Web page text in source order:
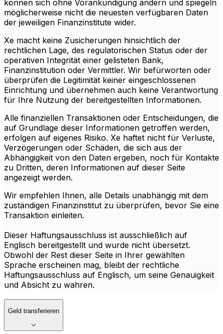
können sich ohne Vorankündigung ändern und spiegeln
möglicherweise nicht die neuesten verfügbaren Daten
der jeweiligen Finanzinstitute wider.
Xe macht keine Zusicherungen hinsichtlich der
rechtlichen Lage, des regulatorischen Status oder der
operativen Integrität einer gelisteten Bank,
Finanzinstitution oder Vermittler. Wir befürworten oder
überprüfen die Legitimität keiner eingeschlossenen
Einrichtung und übernehmen auch keine Verantwortung
für Ihre Nutzung der bereitgestellten Informationen.
Alle finanziellen Transaktionen oder Entscheidungen, die
auf Grundlage dieser Informationen getroffen werden,
erfolgen auf eigenes Risiko. Xe haftet nicht für Verluste,
Verzögerungen oder Schäden, die sich aus der
Abhängigkeit von den Daten ergeben, noch für Kontakte
zu Dritten, deren Informationen auf dieser Seite
angezeigt werden.
Wir empfehlen Ihnen, alle Details unabhängig mit dem
zuständigen Finanzinstitut zu überprüfen, bevor Sie eine
Transaktion einleiten.
Dieser Haftungsausschluss ist ausschließlich auf
Englisch bereitgestellt und wurde nicht übersetzt.
Obwohl der Rest dieser Seite in Ihrer gewählten
Sprache erscheinen mag, bleibt der rechtliche
Haftungsausschluss auf Englisch, um seine Genauigkeit
und Absicht zu wahren.
Geld transferieren